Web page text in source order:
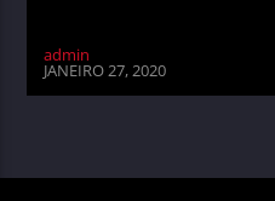
admin
JANEIRO 27, 2020